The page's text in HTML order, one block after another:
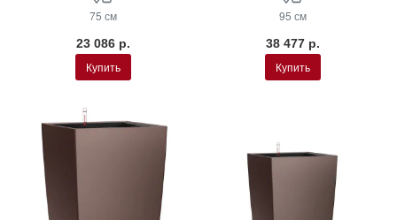
75 см
23 086 р.
Купить
95 см
38 477 р.
Купить